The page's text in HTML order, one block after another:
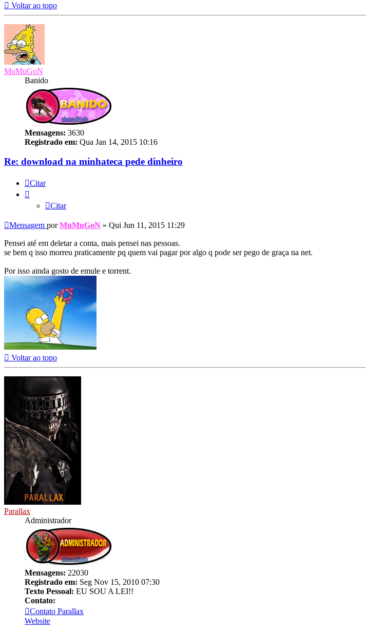
Voltar ao topo
MuMuGoN
Banido
Mensagens: 3630
Registrado em: Qua Jan 14, 2015 10:16
Re: download na minhateca pede dinheiro
Citar
Citar
Mensagem porMuMuGoN » Qui Jun 11, 2015 11:29
Pensei até em deletar a conta, mais pensei nas pessoas.
se bem q isso morreu praticamente pq quem vai pagar por algo q pode ser pego de graça na net.
Por isso ainda gosto de emule e torrent.
Voltar ao topo
Parallax
Administrador
Mensagens: 22030
Registrado em: Seg Nov 15, 2010 07:30
Texto Pessoal: EU SOU A LEI!!
Contato:
Contato Parallax
Website